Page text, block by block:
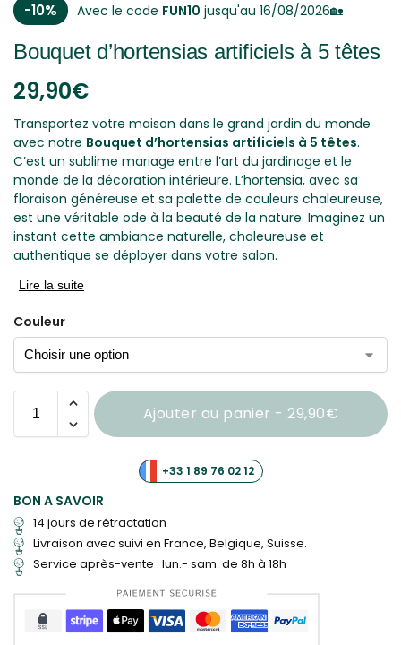
-10% Avec le code FUN10 jusqu'au 16/08/2026🏡
Bouquet d’hortensias artificiels à 5 têtes
29,90€
Transportez votre maison dans le grand jardin du monde
avec notre Bouquet d’hortensias artificiels à 5 têtes.
C’est un sublime mariage entre l’art du jardinage et le
monde de la décoration intérieure. L’hortensia, avec sa
floraison généreuse et sa palette de couleurs chaleureuse,
est une véritable ode à la beauté de la nature. Imaginez un
instant cette ambiance naturelle, chaleureuse et
authentique se déployer dans votre salon.
Lire la suite
Couleur
Ajouter au panier - 29,90€
+33 1 89 76 02 12
BON A SAVOIR
14 jours de rétractation
Livraison avec suivi en France, Belgique, Suisse.
Service après-vente : lun.- sam. de 8h à 18h